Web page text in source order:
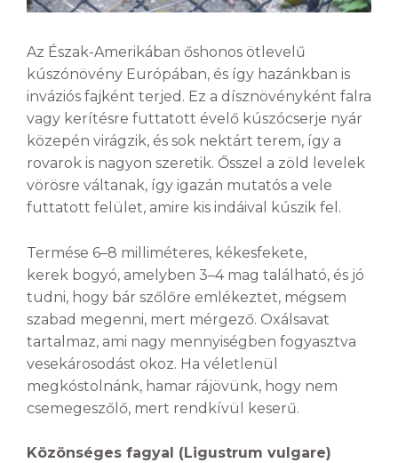
Az Észak-Amerikában őshonos ötlevelű
kúszónövény Európában, és így hazánkban is
inváziós fajként terjed. Ez a dísznövényként falra
vagy kerítésre futtatott évelő kúszócserje nyár
közepén virágzik, és sok nektárt terem, így a
rovarok is nagyon szeretik. Ősszel a zöld levelek
vörösre váltanak, így igazán mutatós a vele
futtatott felület, amire kis indáival kúszik fel.
Termése 6–8 milliméteres, kékesfekete,
kerek bogyó, amelyben 3–4 mag található, és jó
tudni, hogy bár szőlőre emlékeztet, mégsem
szabad megenni, mert mérgező. Oxálsavat
tartalmaz, ami nagy mennyiségben fogyasztva
vesekárosodást okoz. Ha véletlenül
megkóstolnánk, hamar rájövünk, hogy nem
csemegeszőlő, mert rendkívül keserű.
Közönséges fagyal (Ligustrum vulgare)